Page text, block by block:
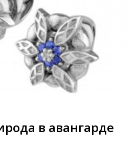
в авангарде